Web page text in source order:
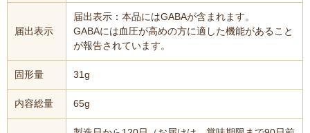
届出表示
届出表示：本品にはGABAが含まれます。
GABAには血圧が高めの方に適した機能があること
が報告されています。
固形量 31g
内容総量 65g